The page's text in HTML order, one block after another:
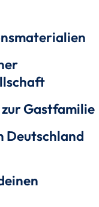
Gastfamilie
Deutschland